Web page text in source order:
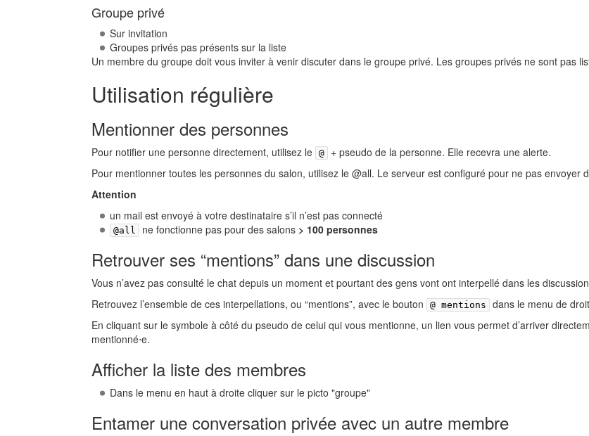
Groupe privé
Sur invitation
Groupes privés pas présents sur la liste
Un membre du groupe doit vous inviter à venir discuter dans le groupe privé. Les groupes privés ne sont pas
Utilisation régulière
Mentionner des personnes
Pour notifier une personne directement, utilisez le @
+ pseudo de la personne. Elle recevra une alerte.
Pour mentionner toutes les personnes du salon, utilisez le @all. Le serveur est configuré pour ne pas envoyer
Attention
un mail est envoyé à votre destinataire s’il n’est pas connecté
@all ne fonctionne pas pour des salons > 100 personnes
Retrouver ses “mentions” dans une discussion
Vous n’avez pas consulté le chat depuis un moment et pourtant des gens vont ont interpellé dans les
Retrouvez l’ensemble de ces interpellations, ou “mentions”, avec le bouton
@ mentions
dans le menu de
En cliquant sur le symbole à côté du pseudo de celui qui vous mentionne, un lien vous permet d’arriver
mentionné⋅e.
Afficher la liste des membres
Dans le menu en haut à droite cliquer sur le picto "groupe"
Entamer une conversation privée avec un autre membre